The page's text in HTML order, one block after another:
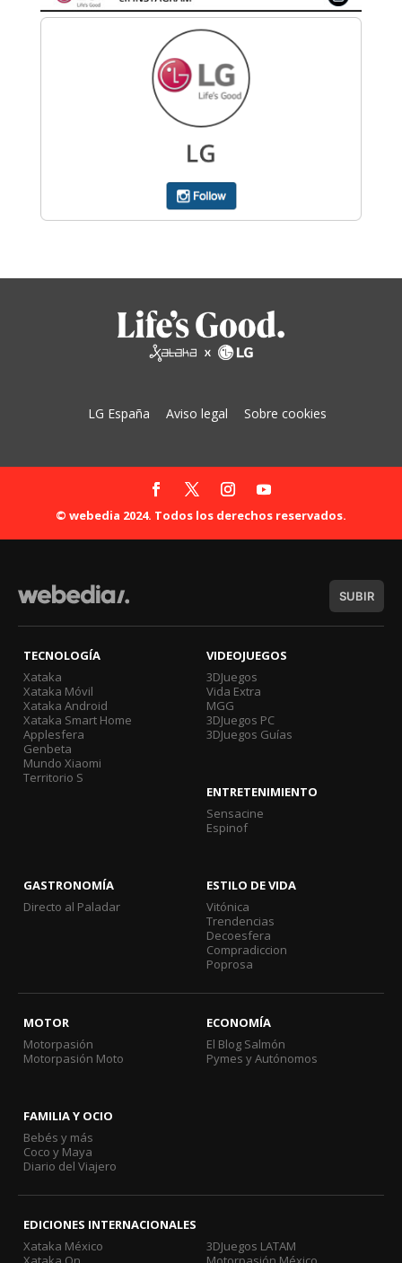
LG España Aviso legal Sobre cookies
© webedia 2024. Todos los derechos reservados.
SUBIR
TECNOLOGÍA
Xataka
Xataka Móvil
Xataka Android
Xataka Smart Home
Applesfera
Genbeta
Mundo Xiaomi
Territorio S
VIDEOJUEGOS
3DJuegos
Vida Extra
MGG
3DJuegos PC
3DJuegos Guías
ENTRETENIMIENTO
Sensacine
Espinof
GASTRONOMÍA
Directo al Paladar
ESTILO DE VIDA
Vitónica
Trendencias
Decoesfera
Compradiccion
Poprosa
MOTOR
Motorpasión
Motorpasión Moto
ECONOMÍA
El Blog Salmón
Pymes y Autónomos
FAMILIA Y OCIO
Bebés y más
Coco y Maya
Diario del Viajero
EDICIONES INTERNACIONALES
Xataka México
3DJuegos LATAM